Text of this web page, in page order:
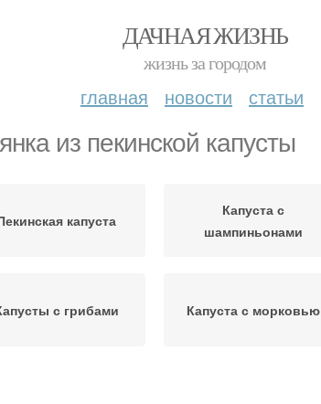
ДАЧНАЯ ЖИЗНЬ
жизнь за городом
главная новости статьи
из пекинской капусты
капуста
Капуста с
шампиньонами
с грибами Капуста с морковью